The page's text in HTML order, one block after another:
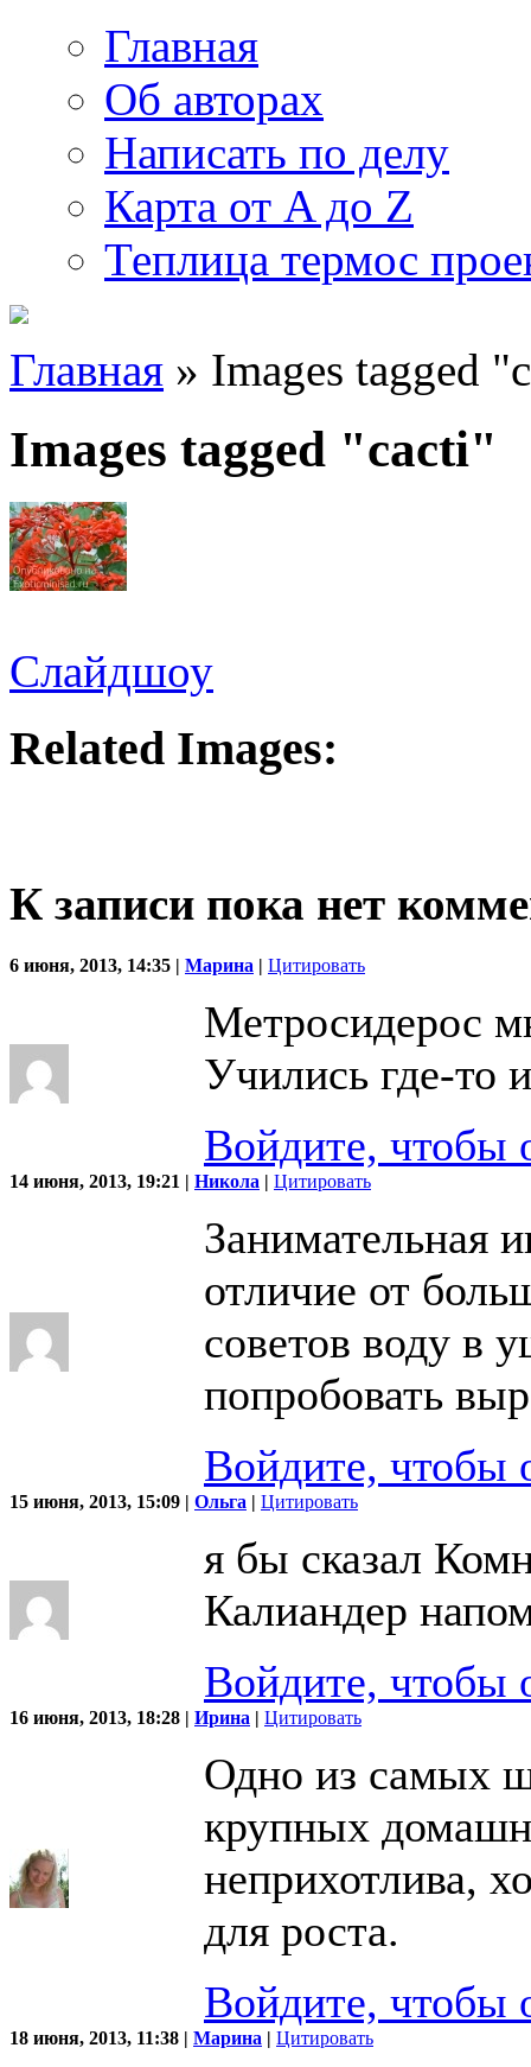
Главная
Об авторах
Написать по делу
Карта от A до Z
Теплица термос
Главная » Images tagged
Images tagged "cacti"
Слайдшоу
Related Images:
К записи пока нет
6 июня, 2013, 14:35 | Марина | Цитировать
Метросидерос
Учились где-то
Войдите, чтобы
14 июня, 2013, 19:21 | Никола | Цитировать
Занимательная
отличие от
советов воду в
попробовать
Войдите, чтобы
15 июня, 2013, 15:09 | Ольга | Цитировать
я бы сказал
Калиандер
Войдите, чтобы
16 июня, 2013, 18:28 | Ирина | Цитировать
Одно из самых
крупных
неприхотлива,
для роста.
Войдите, чтобы
18 июня, 2013, 11:38 | Марина | Цитировать